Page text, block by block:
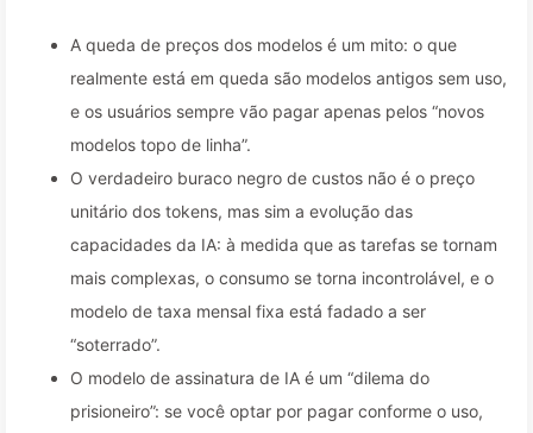
A queda de preços dos modelos é um mito: o que
realmente está em queda são modelos antigos sem uso,
e os usuários sempre vão pagar apenas pelos “novos
modelos topo de linha”.
O verdadeiro buraco negro de custos não é o preço
unitário dos tokens, mas sim a evolução das
capacidades da IA: à medida que as tarefas se tornam
mais complexas, o consumo se torna incontrolável, e o
modelo de taxa mensal fixa está fadado a ser
“soterrado”.
O modelo de assinatura de IA é um “dilema do
prisioneiro”: se você optar por pagar conforme o uso,